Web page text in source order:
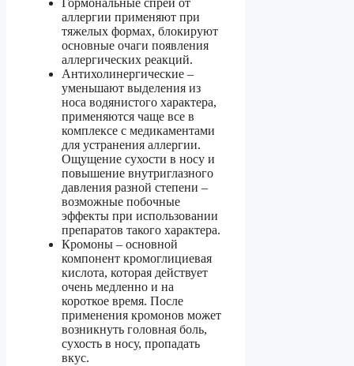
Гормональные спреи от
аллергии применяют при
тяжелых формах, блокируют
основные очаги появления
аллергических реакций.
Антихолинергические –
уменьшают выделения из
носа водянистого характера,
применяются чаще все в
комплексе с медикаментами
для устранения аллергии.
Ощущение сухости в носу и
повышение внутриглазного
давления разной степени –
возможные побочные
эффекты при использовании
препаратов такого характера.
Кромоны – основной
компонент кромоглициевая
кислота, которая действует
очень медленно и на
короткое время. После
применения кромонов может
возникнуть головная боль,
сухость в носу, пропадать
вкус.